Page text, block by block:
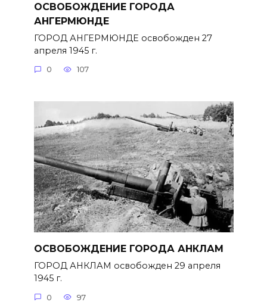
ОСВОБОЖДЕНИЕ ГОРОДА
АНГЕРМЮНДЕ
ГОРОД АНГЕРМЮНДЕ освобожден 27
апреля 1945 г.
0 107
ОСВОБОЖДЕНИЕ ГОРОДА АНКЛАМ
ГОРОД АНКЛАМ освобожден 29 апреля
1945 г.
0 97